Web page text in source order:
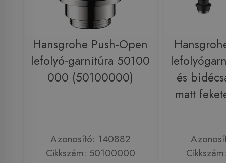
Hansgrohe Push-Open
lefolyó-garnitúra 50100
000 (50100000)
Azonosító: 140882
Cikkszám: 50100000
és
matt